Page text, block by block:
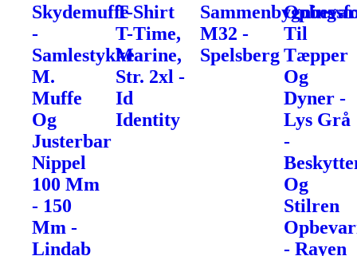
Skydemuffe
-
Samlestykke
M.
Muffe
Og
Justerbar
Nippel
100 Mm
- 150
Mm -
Lindab
T-Shirt
T-Time,
Marine,
Str. 2xl -
Id
Identity
M32 -
Spelsberg
Til
Tæpper
Og
Dyner -
Lys Grå
-
Og
Stilren
- Rayen